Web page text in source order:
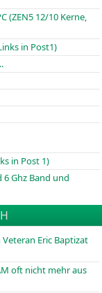
(ZEN5 12/10 Kerne,
in Post1)
in Post 1)
Ghz Band und
Eric Baptizat
oft nicht mehr aus